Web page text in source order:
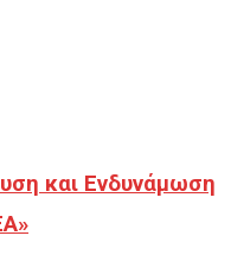
και Ενδυνάμωση